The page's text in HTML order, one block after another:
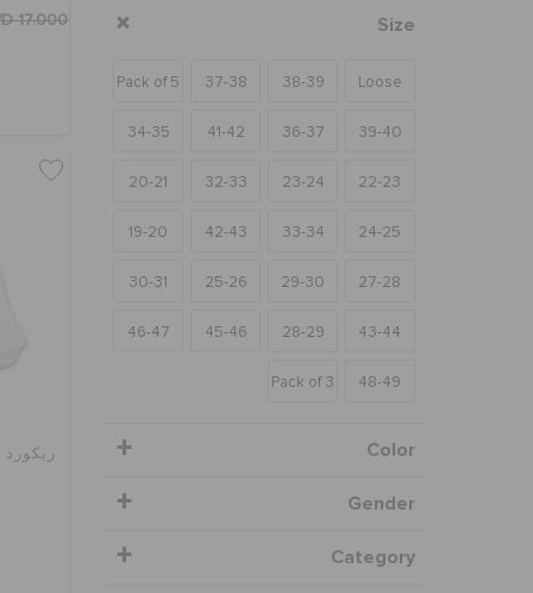
Size
Loose
38-39
37-38
Pack of 5
39-40
36-37
41-42
34-35
22-23
23-24
32-33
20-21
24-25
33-34
42-43
19-20
27-28
29-30
25-26
30-31
43-44
28-29
45-46
46-47
48-49
Pack of 3
Color
Gender
Category
17.000